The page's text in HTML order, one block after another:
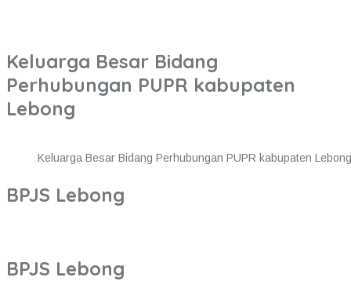
Keluarga Besar Bidang
Perhubungan PUPR kabupaten
Lebong
Keluarga Besar Bidang Perhubungan PUPR kabupaten Lebong
BPJS Lebong
BPJS Lebong